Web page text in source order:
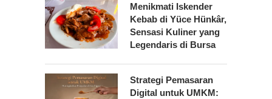
Menikmati Iskender
Kebab di Yüce Hünkâr,
Sensasi Kuliner yang
Legendaris di Bursa
Strategi Pemasaran
Digital untuk UMKM: